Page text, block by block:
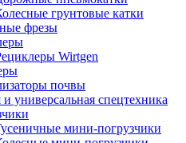
грунтовые катки
фрезы
Wirtgen
почвы
универсальная спецтехника
мини-погрузчики